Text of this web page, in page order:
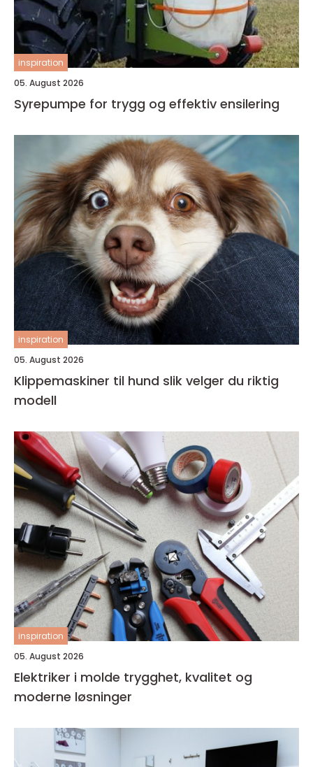
inspiration
05. August 2026
Syrepumpe for trygg og effektiv ensilering
inspiration
05. August 2026
Klippemaskiner til hund slik velger du riktig
modell
inspiration
05. August 2026
Elektriker i molde trygghet, kvalitet og
moderne løsninger